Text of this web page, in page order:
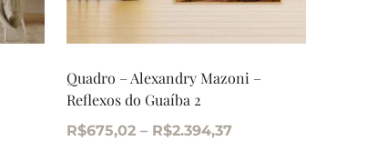
Quadro – Alexandry Mazoni –
Reflexos do Guaíba 2
R$675,02 – R$2.394,37